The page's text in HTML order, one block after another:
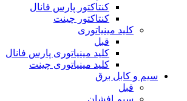
کنتاکتور پارس فانال
کنتاکتور چینت
کلید مینیاتوری
قبل
کلید مینیاتوری پارس فانال
کلید مینیاتوری چینت
سیم و کابل برق
قبل
سیم افشان